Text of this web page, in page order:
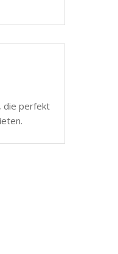
die perfekt